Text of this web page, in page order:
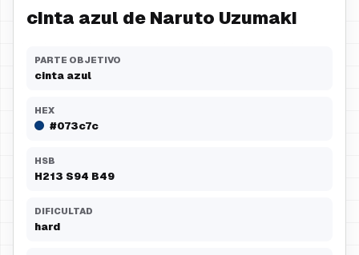
cinta azul de Naruto Uzumaki
PARTE OBJETIVO
cinta azul
HEX
#073c7c
HSB
H213 S94 B49
DIFICULTAD
hard